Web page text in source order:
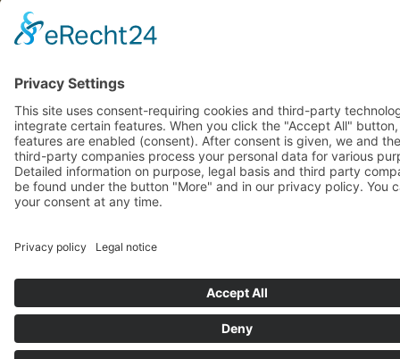
This site uses consent-requiring cookies and third-party
integrate certain features. When you click the "Accept All"
features are enabled (consent). After consent is given, we and
involved third-party companies process your personal data for
companies can be found under the button "More" and in our
DENY ACCEPT